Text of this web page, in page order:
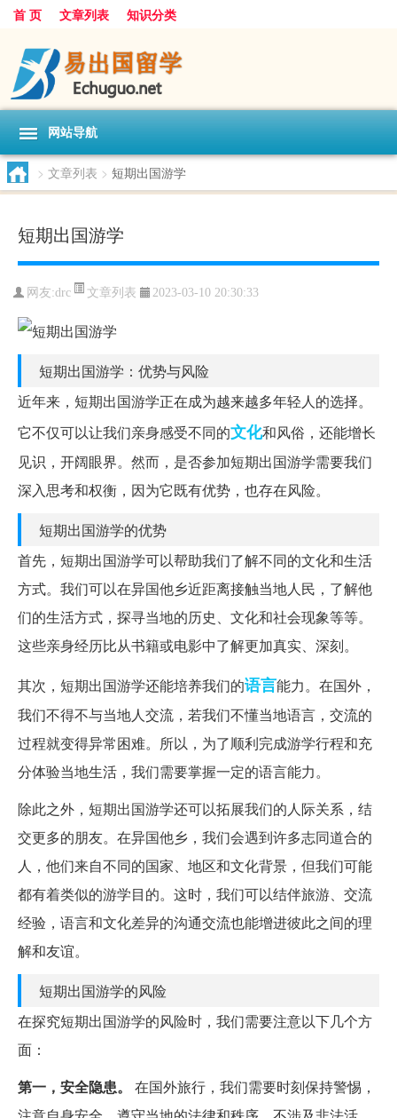
首 页 文章列表 知识分类
网站导航
> 文章列表 > 短期出国游学
短期出国游学
网友:drc 文章列表 2023-03-10 20:30:33
短期出国游学：优势与风险
近年来，短期出国游学正在成为越来越多年轻人的选择。
它不仅可以让我们亲身感受不同的文化和风俗，还能增长
见识，开阔眼界。然而，是否参加短期出国游学需要我们
深入思考和权衡，因为它既有优势，也存在风险。
短期出国游学的优势
首先，短期出国游学可以帮助我们了解不同的文化和生活
方式。我们可以在异国他乡近距离接触当地人民，了解他
们的生活方式，探寻当地的历史、文化和社会现象等等。
这些亲身经历比从书籍或电影中了解更加真实、深刻。
其次，短期出国游学还能培养我们的语言能力。在国外，
我们不得不与当地人交流，若我们不懂当地语言，交流的
过程就变得异常困难。所以，为了顺利完成游学行程和充
分体验当地生活，我们需要掌握一定的语言能力。
除此之外，短期出国游学还可以拓展我们的人际关系，结
交更多的朋友。在异国他乡，我们会遇到许多志同道合的
人，他们来自不同的国家、地区和文化背景，但我们可能
都有着类似的游学目的。这时，我们可以结伴旅游、交流
经验，语言和文化差异的沟通交流也能增进彼此之间的理
解和友谊。
短期出国游学的风险
在探究短期出国游学的风险时，我们需要注意以下几个方
面：
第一，安全隐患。
在国外旅行，我们需要时刻保持警惕，